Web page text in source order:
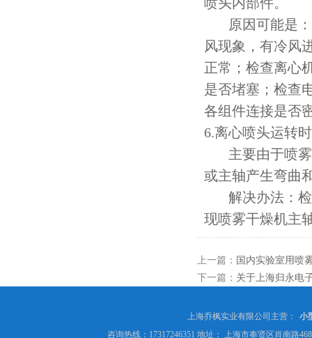
原因可能是：
风现象，有冷风
正常；检查离心
是否堵塞；检查
各组件连接是否
6.离心喷头运转
主要由于喷雾
或主轴产生弯曲
解决办法：检
现喷雾干燥机主
上一篇： 国内实验室用喷
下一篇： 关于上海归永电
上海乔枫实业有限公司主营：
小
咨询热线：17317246351 地址： 上海市奉贤区肖南路